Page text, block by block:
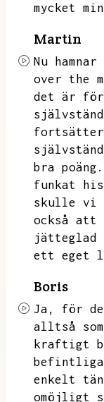
mycket
Martin
Nu
over the
det är
bra poäng.
funkat
skulle vi
också att
jätteglad
ett eget
Boris
Ja,
för
alltså
kraftigt
enkelt
omöjligt